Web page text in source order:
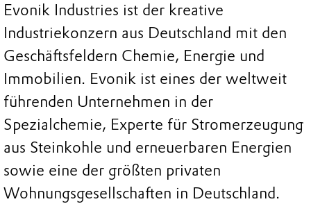
Evonik Industries ist der kreative
Industriekonzern aus Deutschland mit den
Geschäftsfeldern Chemie, Energie und
Immobilien. Evonik ist eines der weltweit
führenden Unternehmen in der
Spezialchemie, Experte für Stromerzeugung
aus Steinkohle und erneuerbaren Energien
sowie eine der größten privaten
Wohnungsgesellschaften in Deutschland.